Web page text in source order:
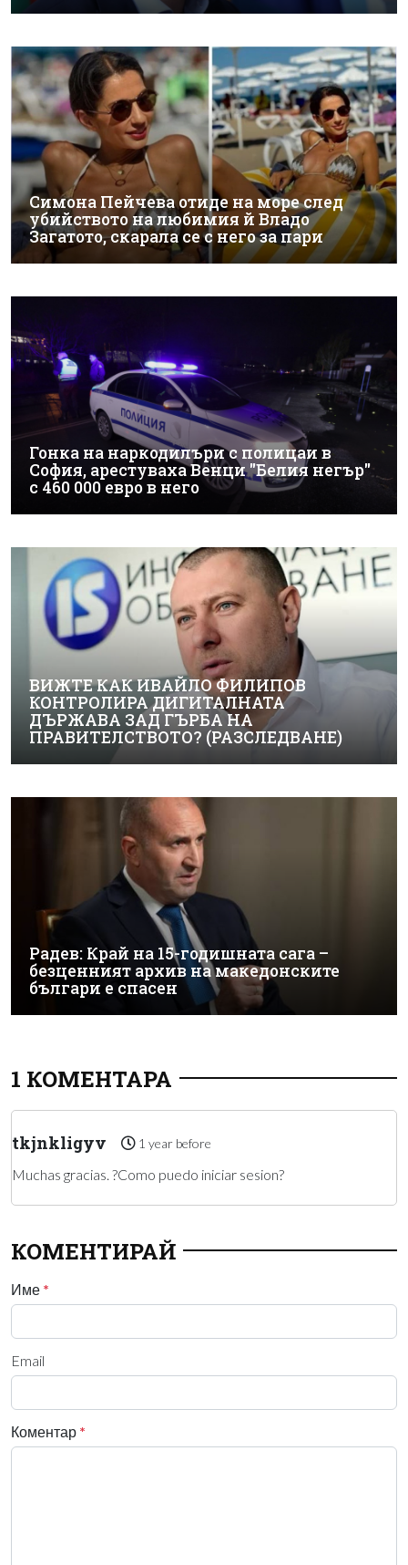
Симона Пейчева отиде на море след
убийството на любимия й Владо
Загатото, скарала се с него за пари
Гонка на наркодилъри с полицаи в
София, арестуваха Венци "Белия негър"
с 460 000 евро в него
ВИЖТЕ КАК ИВАЙЛО ФИЛИПОВ
КОНТРОЛИРА ДИГИТАЛНАТА
ДЪРЖАВА ЗАД ГЪРБА НА
ПРАВИТЕЛСТВОТО? (РАЗСЛЕДВАНЕ)
Радев: Край на 15-годишната сага –
безценният архив на македонските
българи е спасен
1 КОМЕНТАРА
tkjnkligyv 1 year before
Muchas gracias. ?Como puedo iniciar sesion?
КОМЕНТИРАЙ
Име *
Email
Коментар *